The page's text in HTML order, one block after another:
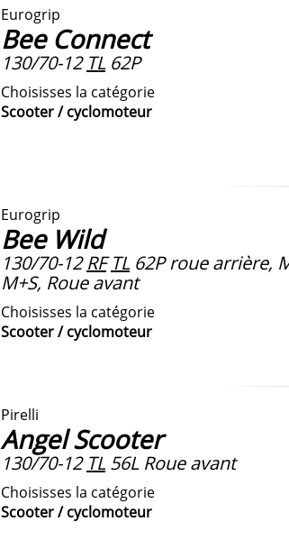
Eurogrip
Bee Connect
130/70-12 TL62P
Choisisses la catégorie
Scooter / cyclomoteur
Eurogrip
Bee Wild
130/70-12 RF TL62P roue arrière,
M+S, Roue avant
Choisisses la catégorie
Scooter / cyclomoteur
Pirelli
Angel Scooter
130/70-12 TL56L Roue avant
Choisisses la catégorie
Scooter / cyclomoteur